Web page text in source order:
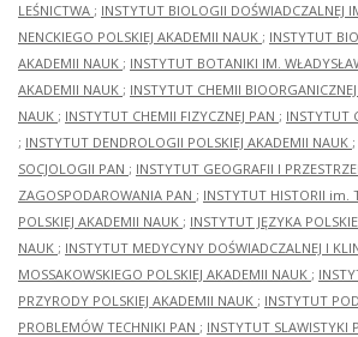
LEŚNICTWA ; INSTYTUT BIOLOGII DOŚWIADCZALNEJ
NENCKIEGO POLSKIEJ AKADEMII NAUK ; INSTYTUT
AKADEMII NAUK ; INSTYTUT BOTANIKI IM.
AKADEMII NAUK ; INSTYTUT CHEMII
NAUK ; INSTYTUT CHEMII FIZYCZNEJ PAN ; INSTYTUT
; INSTYTUT DENDROLOGII POLSKIEJ AKADEMII NAUK ;
SOCJOLOGII PAN ; INSTYTUT GEOGRAFII I
ZAGOSPODAROWANIA PAN ; INSTYTUT HISTORII im.
POLSKIEJ AKADEMII NAUK ; INSTYTUT JĘZYKA
NAUK ; INSTYTUT MEDYCYNY DOŚWIADCZALNEJ I
MOSSAKOWSKIEGO POLSKIEJ AKADEMII NAUK ;
PRZYRODY POLSKIEJ AKADEMII NAUK ; INSTYTUT
PROBLEMÓW TECHNIKI PAN ; INSTYTUT SLAWISTYKI